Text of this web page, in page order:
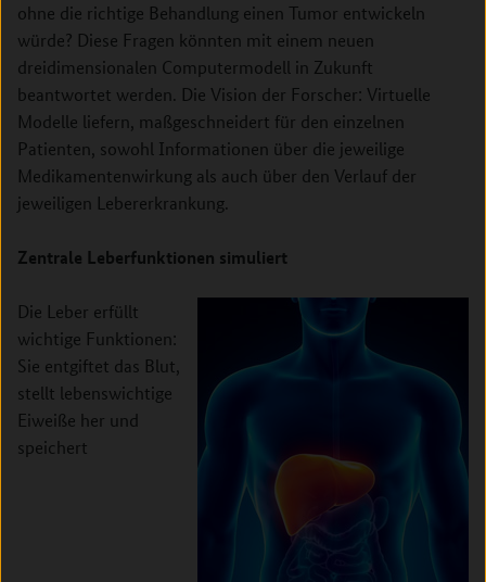
ohne die richtige Behandlung einen Tumor entwickeln
würde? Diese Fragen könnten mit einem neuen
dreidimensionalen Computermodell in Zukunft
beantwortet werden. Die Vision der Forscher: Virtuelle
Modelle liefern, maßgeschneidert für den einzelnen
Patienten, sowohl Informationen über die jeweilige
Medikamentenwirkung als auch über den Verlauf der
jeweiligen Lebererkrankung.
Zentrale Leberfunktionen simuliert
Die Leber erfüllt
wichtige Funktionen:
Sie entgiftet das Blut,
stellt lebenswichtige
Eiweiße her und
speichert